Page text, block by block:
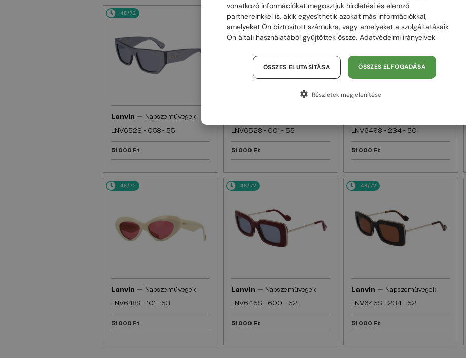
48/72
Lanvin — Napszemüvegek
LNV652S - 058 - 55
51 000 Ft
48/72
LNV652S - 001 - 55
51 000 Ft
48/72
LNV649S - 234 - 50
51 000 Ft
48/72
Lanvin — Napszemüvegek
LNV648S - 101 - 53
51 000 Ft
48/72
Lanvin — Napszemüvegek
LNV645S - 600 - 52
51 000 Ft
48/72
Lanvin — Napszemüvegek
LNV645S - 234 - 52
51 000 Ft
vonatkozó információkat megosztjuk hirdetési és elemző
partnereinkkel is, akik egyesíthetik azokat más információkkal,
amelyeket Ön biztosított számukra, vagy amelyeket a szolgáltatásaik
Ön általi használatából gyűjtöttek össze. Adatvédelmi irányelvek
ÖSSZES ELFOGADÁSA
ÖSSZES ELUTASÍTÁSA
Részletek megjelenítése